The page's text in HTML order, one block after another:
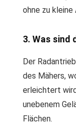
ohne zu
3. Was sind
Der
des Mähers,
erleichtert
unebenem
Flächen.